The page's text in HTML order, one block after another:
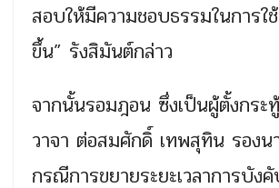
สอบให้มีความชอบธรรมในการใ
ขึ้น” รังสิมันต์กล่าว
จากนั้นรอมฎอน ซึ่งเป็นผู้ตั้งกระ
วาจา ต่อสมศักดิ์ เทพสุทิน รอง
กรณีการขยายระยะเวลาการบัง